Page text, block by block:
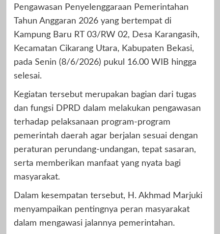
Pengawasan Penyelenggaraan Pemerintahan
Tahun Anggaran 2026 yang bertempat di
Kampung Baru RT 03/RW 02, Desa Karangasih,
Kecamatan Cikarang Utara, Kabupaten Bekasi,
pada Senin (8/6/2026) pukul 16.00 WIB hingga
selesai.
Kegiatan tersebut merupakan bagian dari tugas
dan fungsi DPRD dalam melakukan pengawasan
terhadap pelaksanaan program-program
pemerintah daerah agar berjalan sesuai dengan
peraturan perundang-undangan, tepat sasaran,
serta memberikan manfaat yang nyata bagi
masyarakat.
Dalam kesempatan tersebut, H. Akhmad Marjuki
menyampaikan pentingnya peran masyarakat
dalam mengawasi jalannya pemerintahan.